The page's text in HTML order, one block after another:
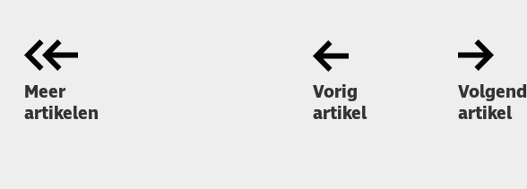
Meer
artikelen
Vorig
artikel
Volgend
artikel